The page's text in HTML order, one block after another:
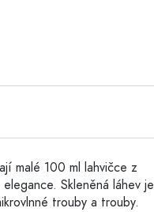
malé 100 ml lahvičce z
Skleněná láhev je
trouby a trouby.